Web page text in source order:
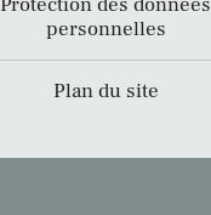
personnelles
Plan du site